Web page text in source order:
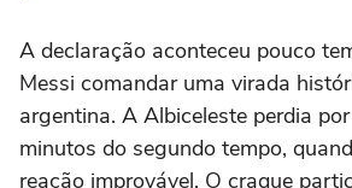
A declaração aconteceu pouco
Messi comandar uma virada
argentina. A Albiceleste perdia
minutos do segundo tempo,
reação improvável. O craque